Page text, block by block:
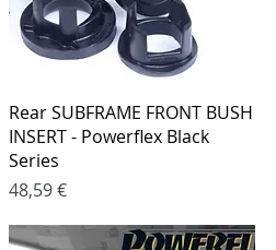
Greita peržiūra
Rear SUBFRAME FRONT BUSH
INSERT - Powerflex Black
Series
Kaina
48,59 €